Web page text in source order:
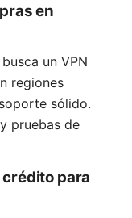
en
un VPN
regiones
sólido.
pruebas de
para